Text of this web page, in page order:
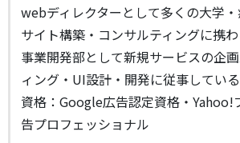
webディレクターとして多くの大学
サイト構築・コンサルティングに携
事業開発部として新規サービスの企
ィング・UI設計・開発に従事している
資格：Google広告認定資格・Yahoo!
告プロフェッショナル